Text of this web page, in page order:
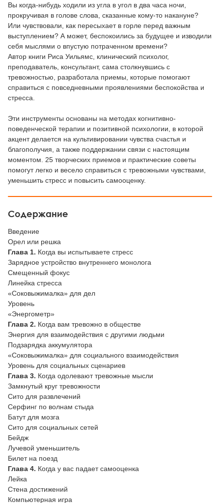
Вы когда-нибудь ходили из угла в угол в два часа ночи,
прокручивая в голове слова, сказанные кому-то накануне?
Или чувствовали, как пересыхает в горле перед важным
выступлением? А может, беспокоились за будущее и изводили
себя мыслями о впустую потраченном времени?
Автор книги Риса Уильямс, клинический психолог,
преподаватель, консультант, сама столкнувшись с
тревожностью, разработала приемы, которые помогают
справиться с повседневными проявлениями беспокойства и
стресса.
Эти инструменты основаны на методах когнитивно-
поведенческой терапии и позитивной психологии, в которой
акцент делается на культивировании чувства счастья и
благополучия, а также поддержании связи с настоящим
моментом. 25 творческих приемов и практические советы
помогут легко и весело справиться с тревожными чувствами,
уменьшить стресс и повысить самооценку.
Содержание
Введение
Орел или решка
Глава 1. Когда вы испытываете стресс
Зарядное устройство внутреннего монолога
Смещенный фокус
Линейка стресса
«Соковыжималка» для дел
Уровень
«Энергометр»
Глава 2. Когда вам тревожно в обществе
Энергия для взаимодействия с другими людьми
Подзарядка аккумулятора
«Соковыжималка» для социального взаимодействия
Уровень для социальных сценариев
Глава 3. Когда одолевают тревожные мысли
Замкнутый круг тревожности
Сито для развлечений
Серфинг по волнам стыда
Батут для мозга
Сито для социальных сетей
Бейдж
Лучевой уменьшитель
Билет на поезд
Глава 4. Когда у вас падает самооценка
Лейка
Стена достижений
Компьютерная игра